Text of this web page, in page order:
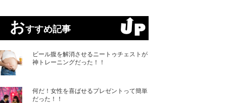
おすすめ記事
ビール腹を解消させるニートゥチェストが
神トレーニングだった！！
何だ！女性を喜ばせるプレゼントって簡単
だった！！